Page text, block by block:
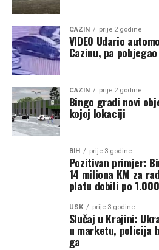
CAZIN prije 2 godine
VIDEO Udario
Cazinu, pa
CAZIN prije 2 godine
Bingo gradi novi
kojoj lokaciji
BIH prije 3 godine
Pozitivan primjer:
14 miliona KM za
platu dobili po
USK prije 3 godine
Slučaj u Krajini:
u marketu, policija
ga